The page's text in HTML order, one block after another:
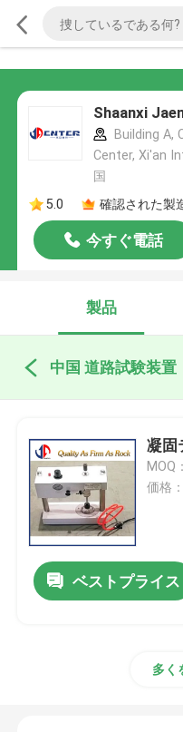
Shaanxi
Building A,
Center, Xi'an
国
5.0
確認された製
今すぐ電話
製品
中国 道路試験装置
凝固
MOQ
価格
ベストプライス
多く